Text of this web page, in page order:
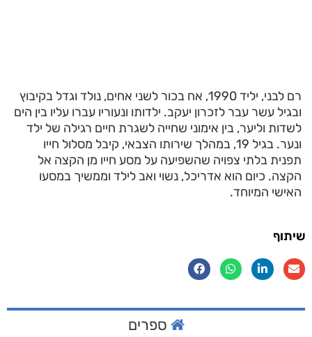
רם לבני, יליד 1990, אח בכור לשני אחים, נולד וגדל בקיבוץ
ובגיל עשר עבר לזכרון יעקב. ילדותו ונעוריו עברו עליו בין הים
לשדות וליער, בין אימוני שחייה לשגרת חיים רגילה של ילד
ונער. בגיל 19, במהלך שירותו הצבאי, קיבל מסלול חייו
תפנית בלתי צפויה שהשפיעה על מסע חייו מן הקצה אל
הקצה. כיום הוא אדריכל, נשוי ואב לילד וממשיך במסעו
האישי המיוחד.
שיתוף
ספרים